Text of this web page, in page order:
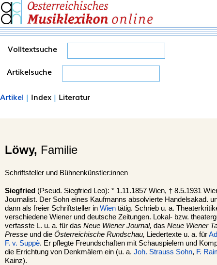
Volltextsuche
Artikelsuche
Artikel | Index | Literatur
Löwy, Familie
Schriftsteller und Bühnenkünstler:innen
Siegfried (Pseud. Siegfried Leo): * 1.11.1857 Wien, † 8.5.1931
Journalist. Der Sohn eines Kaufmanns absolvierte Handelsakad.
dann als freier Schriftsteller in Wien tätig. Schrieb u. a.
verschiedene Wiener und deutsche Zeitungen. Lokal- bzw.
verfasste L. u. a. für das Neue Wiener Journal, das Neue Wiener
Presse und die Österreichische Rundschau, Liedertexte u. a. für
F. v. Suppè. Er pflegte Freundschaften mit Schauspielern und
die Errichtung von Denkmälern ein (u. a. Joh. Strauss Sohn, F.
Kainz).